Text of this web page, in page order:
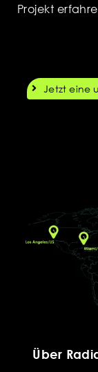
Projekt
Jetzt eine
Über